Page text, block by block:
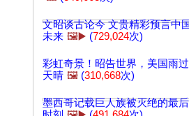
文昭谈古论今 文贵精彩预言中
未来 🖼️▶️ (729,024次)
彩虹奇景！昭告世界，美国雨过
天晴 🖼️ (310,668次)
墨西哥记载巨人族被灭绝的最后